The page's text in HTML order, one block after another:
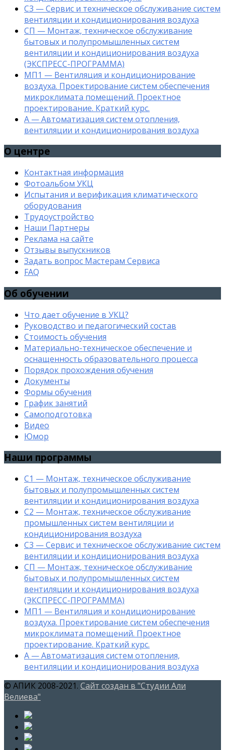
С3 — Сервис и техническое обслуживание систем
вентиляции и кондиционирования воздуха
СП — Монтаж, техническое обслуживание
бытовых и полупромышленных систем
вентиляции и кондиционирования воздуха
(ЭКСПРЕСС-ПРОГРАММА)
МП1 — Вентиляция и кондиционирование
воздуха. Проектирование систем обеспечения
микроклимата помещений. Проектное
проектирование. Краткий курс.
А — Автоматизация систем отопления,
вентиляции и кондиционирования воздуха
О центре
Контактная информация
Фотоальбом УКЦ
Испытания и верификация климатического
оборудования
Трудоустройство
Наши Партнеры
Реклама на сайте
Отзывы выпускников
Задать вопрос Мастерам Сервиса
FAQ
Об обучении
Что дает обучение в УКЦ?
Руководство и педагогический состав
Стоимость обучения
Материально-техническое обеспечение и
оснащенность образовательного процесса
Порядок прохождения обучения
Документы
Формы обучения
График занятий
Самоподготовка
Видео
Юмор
Наши программы
С1 — Монтаж, техническое обслуживание
бытовых и полупромышленных систем
вентиляции и кондиционирования воздуха
С2 — Монтаж, техническое обслуживание
промышленных систем вентиляции и
кондиционирования воздуха
С3 — Сервис и техническое обслуживание систем
вентиляции и кондиционирования воздуха
СП — Монтаж, техническое обслуживание
бытовых и полупромышленных систем
вентиляции и кондиционирования воздуха
(ЭКСПРЕСС-ПРОГРАММА)
МП1 — Вентиляция и кондиционирование
воздуха. Проектирование систем обеспечения
микроклимата помещений. Проектное
проектирование. Краткий курс.
А — Автоматизация систем отопления,
вентиляции и кондиционирования воздуха
© АПИК 2008-2021. Сайт создан в "Студии Али
Велиева"